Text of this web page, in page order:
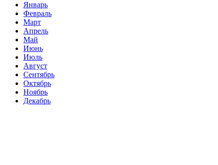
Январь
Февраль
Март
Апрель
Май
Июнь
Июль
Август
Сентябрь
Октябрь
Ноябрь
Декабрь